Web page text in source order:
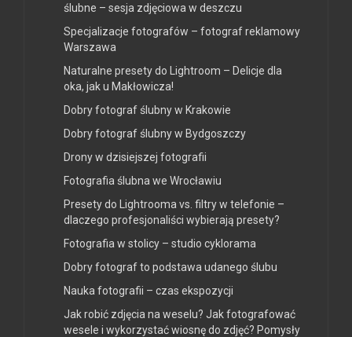
ślubne – sesja zdjęciowa w deszczu
Specjalizacje fotografów – fotograf reklamowy
Warszawa
Naturalne presety do Lightroom – Delicje dla
oka, jak u Makłowicza!
Dobry fotograf ślubny w Krakowie
Dobry fotograf ślubny w Bydgoszczy
Drony w dzisiejszej fotografii
Fotografia ślubna we Wrocławiu
Presety do Lightrooma vs. filtry w telefonie –
dlaczego profesjonaliści wybierają presety?
Fotografia w stolicy – studio cyklorama
Dobry fotograf to podstawa udanego ślubu
Nauka fotografii – czas ekspozycji
Jak robić zdjęcia na weselu? Jak fotografować
wesele i wykorzystać wiosnę do zdjęć? Pomysły